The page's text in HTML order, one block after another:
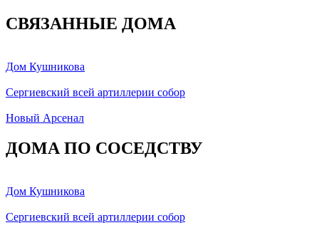
СВЯЗАННЫЕ ДОМА
Дом Кушникова
Сергиевский всей артиллерии собор
Новый Арсенал
ДОМА ПО СОСЕДСТВУ
Дом Кушникова
Сергиевский всей артиллерии собор